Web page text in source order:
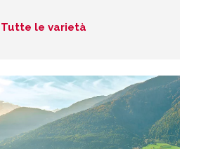
Tutte le varietà